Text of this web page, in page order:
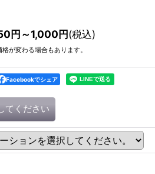
円～1,000円(税込)
が変わる場合もあります。
Facebookでシェア
てください